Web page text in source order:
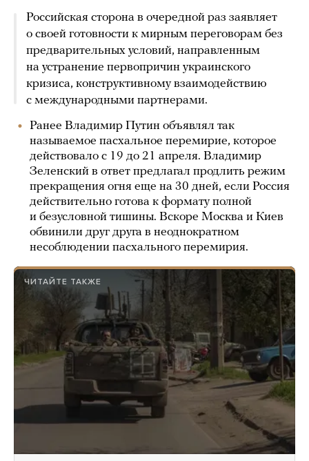
Российская сторона в очередной раз заявляет
о своей готовности к мирным переговорам без
предварительных условий, направленным
на устранение первопричин украинского
кризиса, конструктивному взаимодействию
с международными партнерами.
Ранее Владимир Путин объявлял так
называемое пасхальное перемирие, которое
действовало с 19 до 21 апреля. Владимир
Зеленский в ответ предлагал продлить режим
прекращения огня еще на 30 дней, если Россия
действительно готова к формату полной
и безусловной тишины. Вскоре Москва и Киев
обвинили друг друга в неоднократном
несоблюдении пасхального перемирия.
ЧИТАЙТЕ ТАКЖЕ